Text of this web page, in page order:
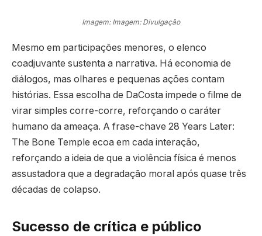
Imagem: Imagem: Divulgação
Mesmo em participações menores, o elenco
coadjuvante sustenta a narrativa. Há economia de
diálogos, mas olhares e pequenas ações contam
histórias. Essa escolha de DaCosta impede o filme de
virar simples corre-corre, reforçando o caráter
humano da ameaça. A frase-chave 28 Years Later:
The Bone Temple ecoa em cada interação,
reforçando a ideia de que a violência física é menos
assustadora que a degradação moral após quase três
décadas de colapso.
Sucesso de crítica e público